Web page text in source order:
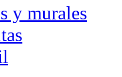
y murales